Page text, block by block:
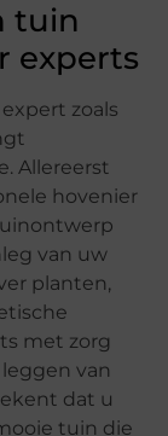
tuin
experts
zoals
Allereerst
hovenier
van uw
planten,
met zorg
van
dat u
tuin die